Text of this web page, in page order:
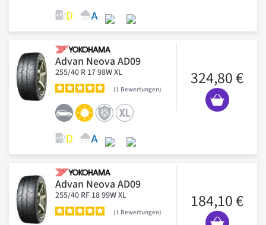
Advan Neova AD09
255/40 R 17 98W XL
1 Bewertungen
324,80 €
Advan Neova AD09
255/40 RF 18 99W XL
1 Bewertungen
184,10 €